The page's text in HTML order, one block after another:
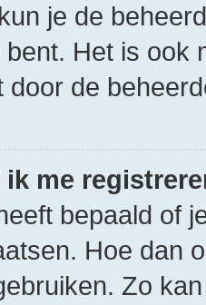
je de
Het is ook
door de
ik me
bepaald of
Hoe dan
Zo